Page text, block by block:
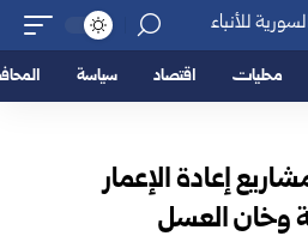
محليات اقتصاد سياسة
إعادة الإعمار
وخان العسل